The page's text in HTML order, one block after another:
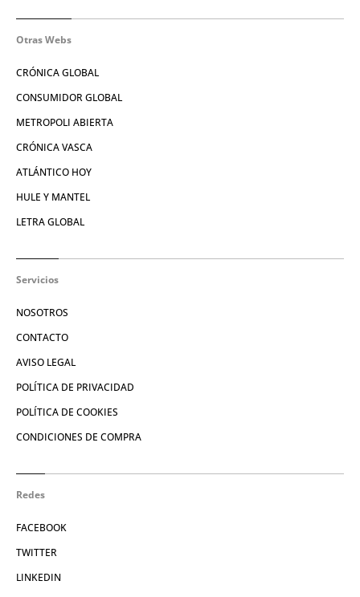
Otras Webs
CRÓNICA GLOBAL
CONSUMIDOR GLOBAL
METROPOLI ABIERTA
CRÓNICA VASCA
ATLÁNTICO HOY
HULE Y MANTEL
LETRA GLOBAL
Servicios
NOSOTROS
CONTACTO
AVISO LEGAL
POLÍTICA DE PRIVACIDAD
POLÍTICA DE COOKIES
CONDICIONES DE COMPRA
Redes
FACEBOOK
TWITTER
LINKEDIN